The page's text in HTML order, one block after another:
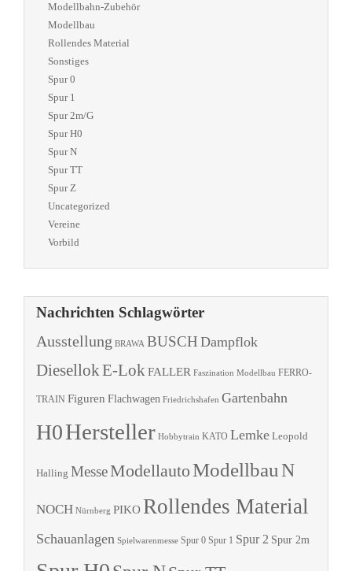
Modellbahn-Zubehör
Modellbau
Rollendes Material
Sonstiges
Spur 0
Spur 1
Spur 2m/G
Spur H0
Spur N
Spur TT
Spur Z
Uncategorized
Vereine
Vorbild
Nachrichten Schlagwörter
Ausstellung BRAWA BUSCH Dampflok
DiesellokE-LokFALLER Faszination Modellbau FERRO-
TRAIN Figuren Flachwagen Friedrichshafen Gartenbahn
H0Hersteller Hobbytrain KATO Lemke Leopold
Halling MesseModellautoModellbauN
NOCH Nürnberg PIKO Rollendes Material
Schauanlagen Spielwarenmesse Spur 0 Spur 1 Spur 2 Spur 2m